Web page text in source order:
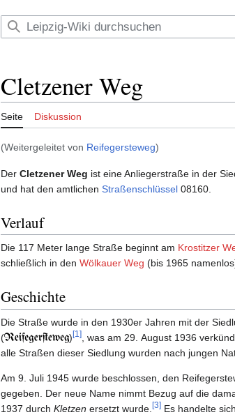
Cletzener Weg
Seite Diskussion
(Weitergeleitet von Reifegersteweg)
Der Cletzener Weg ist eine Anliegerstraße in der
und hat den amtlichen Straßenschlüssel 08160.
Verlauf
Die 117 Meter lange Straße beginnt am Krostitzer
schließ­lich in den Wölkauer Weg (bis 1965
Geschichte
Die Straße wurde in den 1930er Jahren mit der
(
)[1]
, was am 29. August 1936
alle Straßen dieser Siedlung wurden nach jungen
Am 9. Juli 1945 wurde beschlossen, den
gegeben. Der neue Name nimmt Bezug auf die
1937 durch Kletzen ersetzt wurde. [3] Es handelte